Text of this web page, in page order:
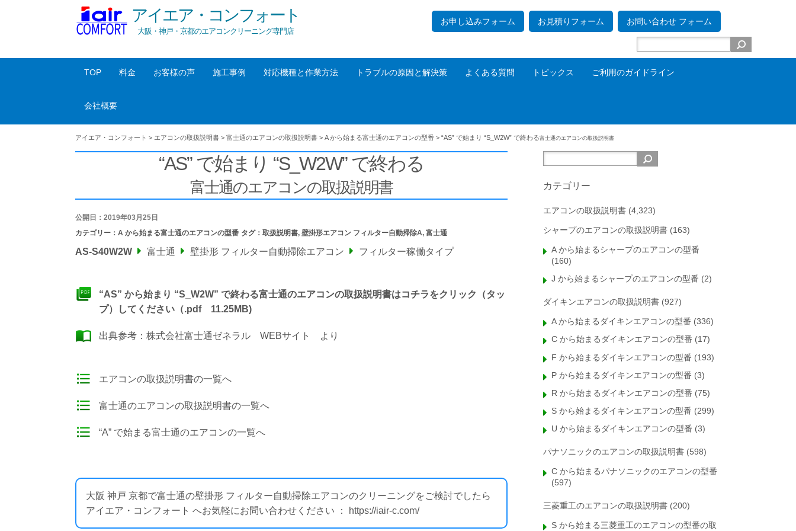
アイエア・コンフォート
大阪・神戸・京都のエアコンクリーニング専門店
お申し込みフォーム お見積りフォーム お問い合わせ フォーム
TOP 料金 お客様の声 施工事例 対応機種と作業方法 トラブルの原因と解決策 よくある質問 トピックス ご利用のガイドライン
会社概要
アイエア・コンフォート > エアコンの取扱説明書 > 富士通のエアコンの取扱説明書 > A から始まる富士通のエアコンの型番 > “AS” で始まり “S_W2W” で終わる富士通のエアコンの取扱説明書
“AS” で始まり “S_W2W” で終わる
富士通のエアコンの取扱説明書
公開日：2019年03月25日
カテゴリー： A から始まる富士通のエアコンの型番 タグ： 取扱説明書, 壁掛形エアコン フィルター自動掃除A, 富士通
AS-S40W2W 富士通 壁掛形 フィルター自動掃除エアコン フィルター稼働タイプ
“AS” から始まり “S_W2W” で終わる富士通のエアコンの取扱説明書はコチラをクリック（タッ
プ）してください（.pdf 11.25MB)
出典参考： 株式会社富士通ゼネラル WEBサイト より
エアコンの取扱説明書の一覧へ
富士通のエアコンの取扱説明書の一覧へ
“A” で始まる富士通のエアコンの一覧へ
大阪 神戸 京都で富士通の壁掛形 フィルター自動掃除エアコンのクリーニングをご検討でしたら
アイエア・コンフォート へお気軽にお問い合わせください ： https://iair-c.com/
カテゴリー
エアコンの取扱説明書 (4,323)
シャープのエアコンの取扱説明書 (163)
A から始まるシャープのエアコンの型番
(160)
J から始まるシャープのエアコンの型番 (2)
ダイキンエアコンの取扱説明書 (927)
A から始まるダイキンエアコンの型番 (336)
C から始まるダイキンエアコンの型番 (17)
F から始まるダイキンエアコンの型番 (193)
P から始まるダイキンエアコンの型番 (3)
R から始まるダイキンエアコンの型番 (75)
S から始まるダイキンエアコンの型番 (299)
U から始まるダイキンエアコンの型番 (3)
パナソニックのエアコンの取扱説明書 (598)
C から始まるパナソニックのエアコンの型番
(597)
三菱重工のエアコンの取扱説明書 (200)
S から始まる三菱重工のエアコンの型番の取